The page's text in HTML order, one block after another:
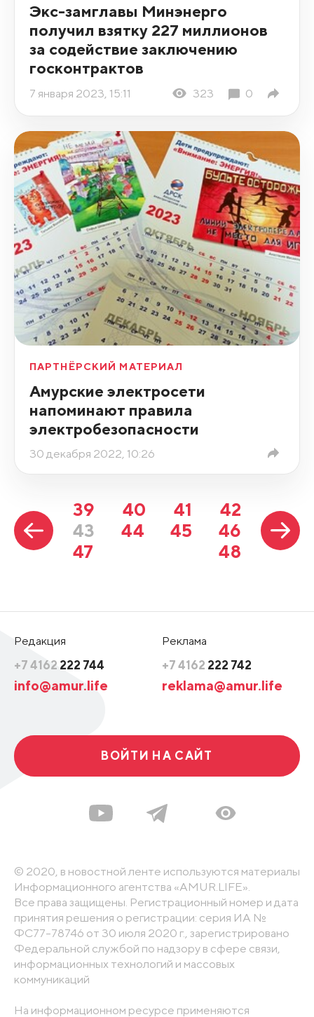
Экс-замглавы Минэнерго
получил взятку 227 миллионов
за содействие заключению
госконтрактов
7 января 2023, 15:11 323 0
ПАРТНЁРСКИЙ МАТЕРИАЛ
Амурские электросети
напоминают правила
электробезопасности
30 декабря 2022, 10:26
39 40 41
42
43
44 45
46
47
48
Редакция
+7 4162 222 744
info@amur.life
Реклама
+7 4162 222 742
reklama@amur.life
ВОЙТИ НА САЙТ
© 2020, в новостной ленте используются материалы
Информационного агентства «AMUR.LIFE».
Все права защищены. Регистрационный номер и дата
принятия решения о регистрации: серия ИА №
ФС77-78746 от 30 июля 2020 г., зарегистрировано
Федеральной службой по надзору в сфере связи,
информационных технологий и массовых
коммуникаций
На информационном ресурсе применяются